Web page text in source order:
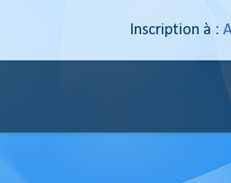
Inscription à :